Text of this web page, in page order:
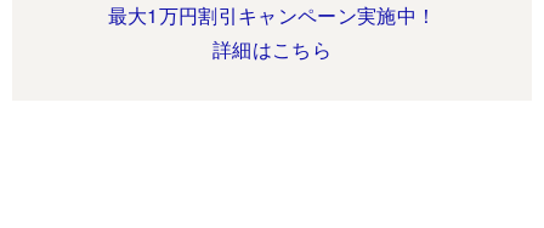
最大1万円割引キャンペーン実施中！
詳細はこちら